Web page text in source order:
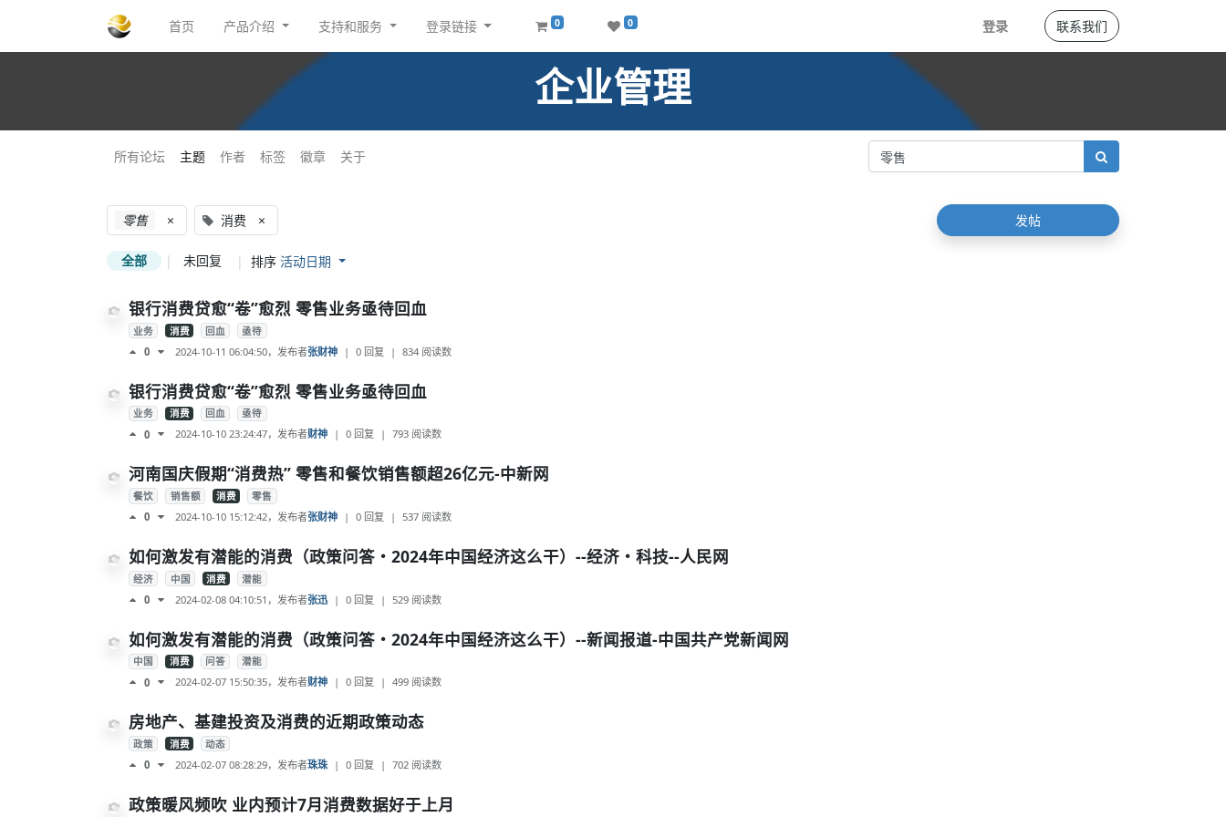
首页 产品介绍 支持和服务 登录链接 0 0 登录 联系我们
企业管理
所有论坛 主题 作者 标签 徽章 关于
零售 × 消费 × 发帖
全部 | 未回复 | 排序 活动日期
银行消费贷愈“卷”愈烈 零售业务亟待回血
业务 消费 回血 亟待
0 2024-10-11 06:04:50，发布者张财神 | 0 回复 | 834阅读数
银行消费贷愈“卷”愈烈 零售业务亟待回血
业务 消费 回血 亟待
0 2024-10-10 23:24:47，发布者财神 | 0 回复 | 793 阅读数
河南国庆假期“消费热” 零售和餐饮销售额超26亿元-中新网
餐饮 销售额 消费 零售
0 2024-10-10 15:12:42，发布者张财神 | 0 回复 | 537 阅读数
如何激发有潜能的消费（政策问答・2024年中国经济这么干）--经济・科技--人民网
经济 中国 消费 潜能
0 2024-02-08 04:10:51 ，发布者张迅 | 0 回复 | 529 阅读数
如何激发有潜能的消费（政策问答・2024年中国经济这么干）--新闻报道-中国共产党新闻网
中国 消费 问答 潜能
0 2024-02-07 15:50:35，发布者财神 | 0 回复 | 499 阅读数
房地产、基建投资及消费的近期政策动态
政策 消费 动态
0 2024-02-07 08:28:29，发布者珠珠 | 0 回复 | 702 阅读数
政策暖风频吹 业内预计7月消费数据好于上月